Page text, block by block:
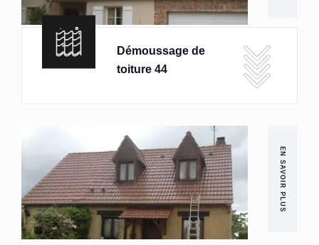
Démoussage de
toiture 44
EN SAVOIR PLUS